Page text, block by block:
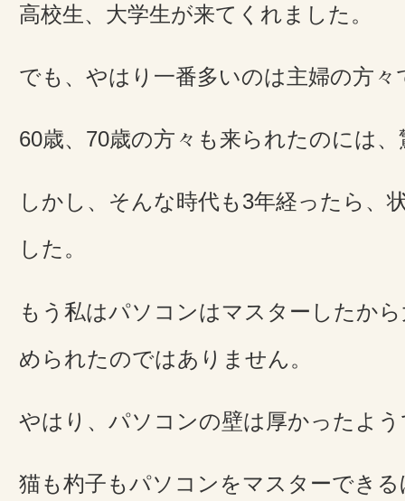
高校生、大学生が来てくれました。
でも、やはり一番多いのは主婦の方々
60歳、70歳の方々も来られたのには
しかし、そんな時代も3年経ったら、
した。
もう私はパソコンはマスターしたか
められたのではありません。
やはり、パソコンの壁は厚かったよ
猫も杓子もパソコンをマスターでき